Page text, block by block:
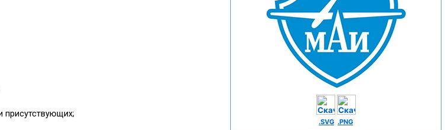
.SVG .PNG